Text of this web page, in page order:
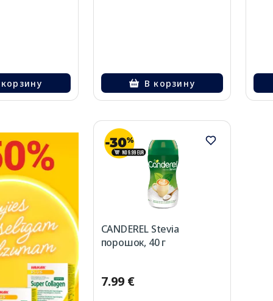
В корзину
CANDEREL Stevia
порошок, 40 г
7.99 €